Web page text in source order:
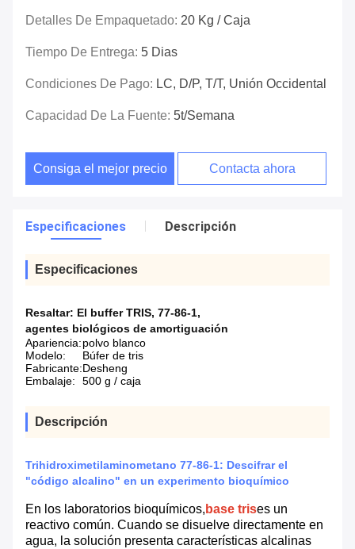
Detalles De Empaquetado: 20 Kg / Caja
Tiempo De Entrega: 5 Dias
Condiciones De Pago: LC, D/P, T/T, Unión Occidental
Capacidad De La Fuente: 5t/semana
Consiga el mejor precio Contacta ahora
Especificaciones Descripción
Especificaciones
Resaltar: El buffer TRIS, 77-86-1,
agentes biológicos de amortiguación
Apariencia:polvo blanco
Modelo:
Búfer de tris
Fabricante:Desheng
Embalaje:
500 g / caja
Descripción
Trihidroximetilaminometano 77-86-1: Descifrar el
"código alcalino" en un experimento bioquímico
En los laboratorios bioquímicos, base trises un
reactivo común. Cuando se disuelve directamente en
agua, la solución presenta características alcalinas